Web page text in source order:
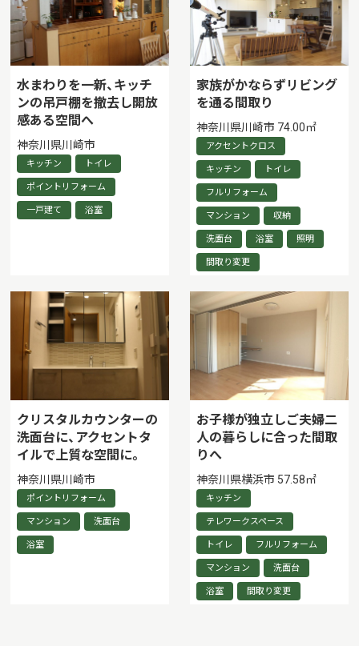
水まわりを一新、キッチ
ンの吊戸棚を撤去し開放
感ある空間へ
神奈川県川崎市
キッチン トイレ
ポイントリフォーム
一戸建て 浴室
家族がかならずリビング
を通る間取り
神奈川県川崎市 74.00㎡
アクセントクロス
キッチン トイレ
フルリフォーム
マンション 収納
洗面台 浴室 照明
間取り変更
クリスタルカウンターの
洗面台に、アクセントタ
イルで上質な空間に。
神奈川県川崎市
ポイントリフォーム
マンション 洗面台
浴室
お子様が独立しご夫婦二
人の暮らしに合った間取
りへ
神奈川県横浜市 57.58㎡
キッチン
テレワークスペース
トイレ フルリフォーム
マンション 洗面台
浴室 間取り変更